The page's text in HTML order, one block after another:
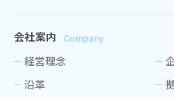
Company
会社案内
経営理念
沿革